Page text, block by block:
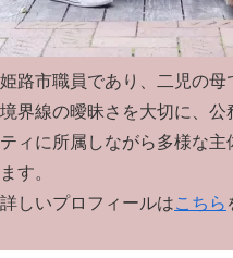
姫路市職員であり、二児の母
境界線の曖昧さを大切に、
ティに所属しながら多様な
ます。
詳しいプロフィールはこちら